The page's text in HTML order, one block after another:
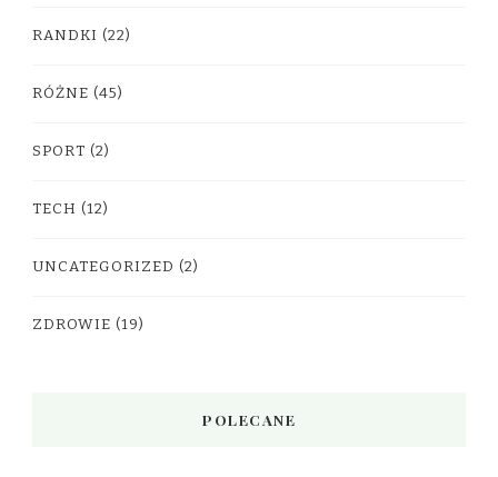
RANDKI (22)
RÓŻNE (45)
SPORT (2)
TECH (12)
UNCATEGORIZED (2)
ZDROWIE (19)
POLECANE